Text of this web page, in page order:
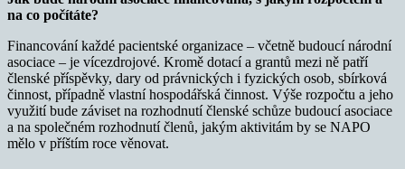
na co počítáte?
Financování každé pacientské organizace – včetně budoucí národní
asociace – je vícezdrojové. Kromě dotací a grantů mezi ně patří
členské příspěvky, dary od právnických i fyzických osob, sbírková
činnost, případně vlastní hospodářská činnost. Výše rozpočtu a jeho
využití bude záviset na rozhodnutí členské schůze budoucí asociace
a na společném rozhodnutí členů, jakým aktivitám by se NAPO
mělo v příštím roce věnovat.